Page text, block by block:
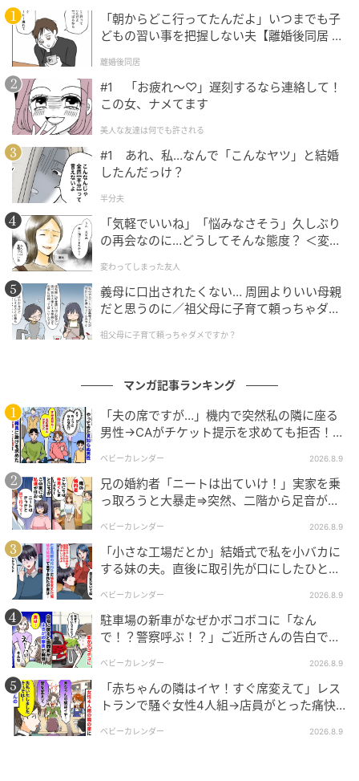
出典：select.mamastar.jp
義両親とは親戚付き合いで会う程度で、そこまで深い
交流はありません。妊娠4ヶ月で年始の挨拶に行ったと
きも「身体に気を付けてね」という優しい声掛けをも
らっただけです。子どもにはあまり干渉しないタイプ
なのかもしれません。
出典：select.mamastar.jp
タクマが奨学金で大学に行ったことに関しては、私も
ウチの両親も気にしていませんでした。毎月のお給料
から返してくれているし、私たち夫婦の生活において
特に問題はなかったのです。子どもが生まれるにあた
って「家計を見直さないと」と話し合うなかで、奨学
金の返還が話題にのぼった程度でした。
「朝からどこ行ってたんだよ」いつまでも子
どもの習い事を把握しない夫【離婚後同居 Vo
離婚後同居
#1 「お疲れ〜♡」遅刻するなら連絡して！
この女、ナメてます
美人な友達は何でも許される
#1 あれ、私…なんで「こんなヤツ」と結婚
したんだっけ？
半分夫
「気軽でいいね」「悩みなさそう」久しぶり
の再会なのに…どうしてそんな態度？ ＜変わ
日には】
変わってしまった友人
義母に口出されたくない… 周囲よりいい母親
だと思うのに／祖父母に子育て頼っちゃダメ
んが】
祖父母に子育て頼っちゃダメですか？
マンガ記事ランキング
「夫の席ですが…」機内で突然私の隣に座る
男性→CAがチケット提示を求めても拒否！？
ベビーカレンダー 2026.8.9
兄の婚約者「ニートは出ていけ！」実家を乗
っ取ろうと大暴走⇒突然、二階から足音が聞
ベビーカレンダー 2026.8.9
「小さな工場だとか」結婚式で私を小バカに
する妹の夫。直後に取引先が口にしたひと言
ベビーカレンダー 2026.8.9
駐車場の新車がなぜかボコボコに「なん
で！？警察呼ぶ！？」ご近所さんの告白で知
ベビーカレンダー 2026.8.9
「赤ちゃんの隣はイヤ！すぐ席変えて」レス
トランで騒ぐ女性4人組→店員がとった痛快
ベビーカレンダー 2026.8.9